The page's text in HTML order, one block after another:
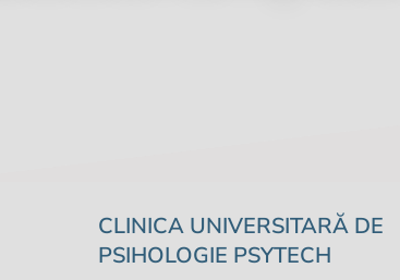
CLINICA UNIVERSITARĂ DE
PSIHOLOGIE PSYTECH